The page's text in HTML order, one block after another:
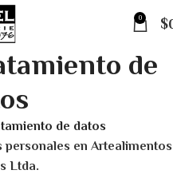
0 $
de
de datos
en Artealimentos
Ltda.